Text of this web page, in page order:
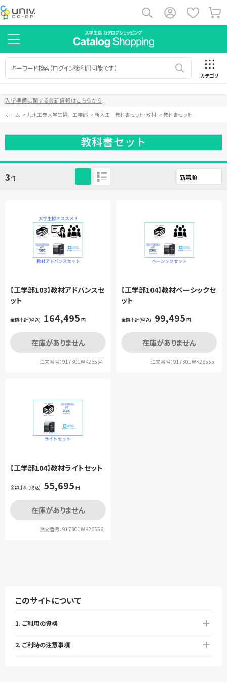
カテゴリ
入学準備に関する最新情報はこちらから
ホーム > 九州工業大学生協 工学部 > 新入生 教科書セット・教材 > 教科書セット
3件
【工学部103】教材アドバンスセ
ット
金額小計(税込) 164,495 円
在庫がありません
注文番号：917301WK26554
【工学部104】教材ベーシックセ
ット
金額小計(税込) 99,495 円
在庫がありません
注文番号：917301WK26555
【工学部104】教材ライトセット
金額小計(税込) 55,695 円
在庫がありません
注文番号：917301WK26556
このサイトについて
1. ご利用の資格
2. ご利時の注意事項